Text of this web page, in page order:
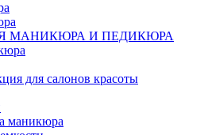
МАНИКЮРА И ПЕДИКЮРА
для салонов красоты
маникюра